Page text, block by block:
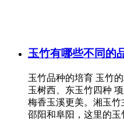
玉竹有哪些不同的
玉竹品种的培育 玉竹
玉树西、东玉竹四种
梅香玉溪更美。湘玉竹
邵阳和阜阳，这里的